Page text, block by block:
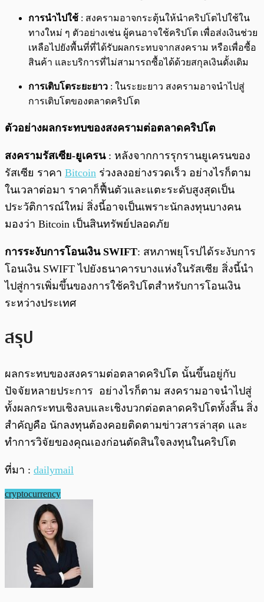
การนำไปใช้ : สงครามอาจกระตุ้นให้นำคริปโตไปใช้ใน
ทางใหม่ ๆ ตัวอย่างเช่น ผู้คนอาจใช้คริปโต เพื่อส่งเงินช่วย
เหลือไปยังพื้นที่ที่ได้รับผลกระทบจากสงคราม หรือเพื่อซื้อ
สินค้า และบริการที่ไม่สามารถซื้อได้ด้วยสกุลเงินดั้งเดิม
การเติบโตระยะยาว : ในระยะยาว สงครามอาจนำไปสู่
การเติบโตของตลาดคริปโต
ตัวอย่างผลกระทบของสงครามต่อตลาดคริปโต
สงครามรัสเซีย-ยูเครน : หลังจากการรุกรานยูเครนของ
รัสเซีย ราคา Bitcoin ร่วงลงอย่างรวดเร็ว อย่างไรก็ตาม
ในเวลาต่อมา ราคาก็ฟื้นตัวและแตะระดับสูงสุดเป็น
ประวัติการณ์ใหม่ สิ่งนี้อาจเป็นเพราะนักลงทุนบางคน
มองว่า Bitcoin เป็นสินทรัพย์ปลอดภัย
การระงับการโอนเงิน SWIFT: สหภาพยุโรปได้ระงับการ
โอนเงิน SWIFT ไปยังธนาคารบางแห่งในรัสเซีย สิ่งนี้นำ
ไปสู่การเพิ่มขึ้นของการใช้คริปโตสำหรับการโอนเงิน
ระหว่างประเทศ
สรุป
ผลกระทบของสงครามต่อตลาดคริปโต นั้นขึ้นอยู่กับ
ปัจจัยหลายประการ อย่างไรก็ตาม สงครามอาจนำไปสู่
ทั้งผลกระทบเชิงลบและเชิงบวกต่อตลาดคริปโตทั้งสิ้น สิ่ง
สำคัญคือ นักลงทุนต้องคอยติดตามข่าวสารล่าสุด และ
ทำการวิจัยของคุณเองก่อนตัดสินใจลงทุนในคริปโต
ที่มา : dailymail
cryptocurrency